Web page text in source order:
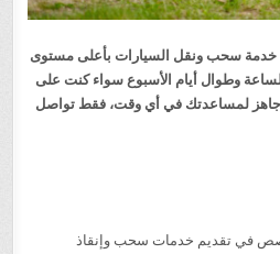
سحب ونقل السيارات بأعلى مستوى
وطوال أيام الأسبوع سواء كنت على
جاهز لمساعدتك في أي وقت، فقط تواصل
في تقديم خدمات سحب وإنقاذ